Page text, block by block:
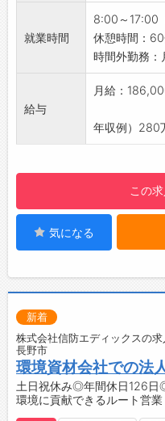
「地域」。
組織特性は「
のタイプだけ
務形態などに
【職場の雰
形にしやすい
・うまくいか
ランを立て、
実践できる
す。
しく働ける風
【やりがい】
・手がけた
成感を味わえ
が整ってい
安心して仕事
「日々、先
ら様々なこと
就業時間
8:00～17:00
休憩時間：
時間外勤務：
給与
月給：
年収例）280
この
気になる
新着
株式会社信防エディックスの
長野市
環境資材会社での法
土日祝休み◎年間休日126
環境に貢献できるルート営業